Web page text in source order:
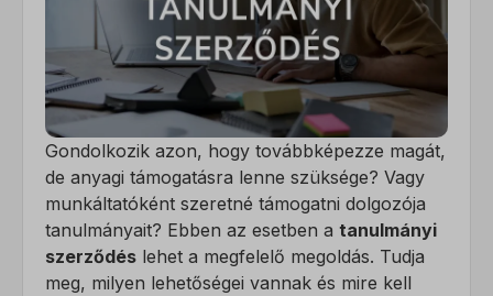
Gondolkozik azon, hogy továbbképezze magát,
de anyagi támogatásra lenne szüksége? Vagy
munkáltatóként szeretné támogatni dolgozója
tanulmányait? Ebben az esetben a tanulmányi
szerződés lehet a megfelelő megoldás. Tudja
meg, milyen lehetőségei vannak és mire kell